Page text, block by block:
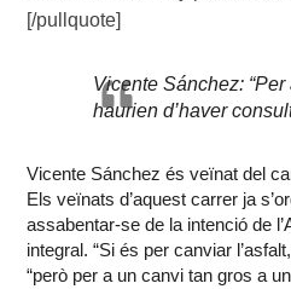
[/pullquote]
Vicente Sánchez:
haurien d’haver
Vicente Sánchez és veïnat del
Els veïnats d’aquest carrer ja
assabentar-se de la intenció de
integral. “Si és per canviar
“però per a un canvi tan gros a